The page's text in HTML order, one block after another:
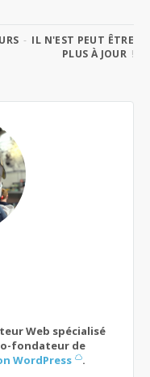
- IL N'EST PEUT ÊTRE
PLUS À JOUR !
Web spécialisé
fondateur de
WordPress
.